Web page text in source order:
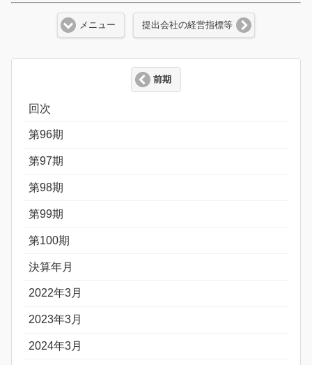
メニュー 提出会社の経営指標等
前期
回次
第96期
第97期
第98期
第99期
第100期
決算年月
2022年3月
2023年3月
2024年3月